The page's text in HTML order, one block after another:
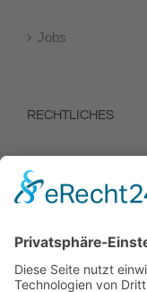
Jobs
RECHTLICHES